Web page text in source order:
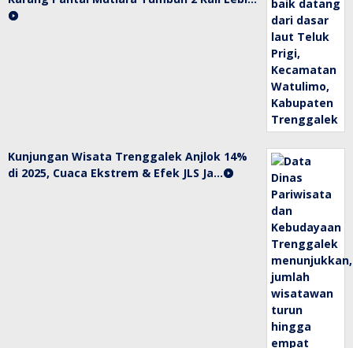
Kunjungan Wisata Trenggalek Anjlok 14%
di 2025, Cuaca Ekstrem & Efek JLS Ja…